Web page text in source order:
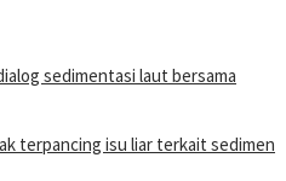
terpancing isu liar terkait sedimen